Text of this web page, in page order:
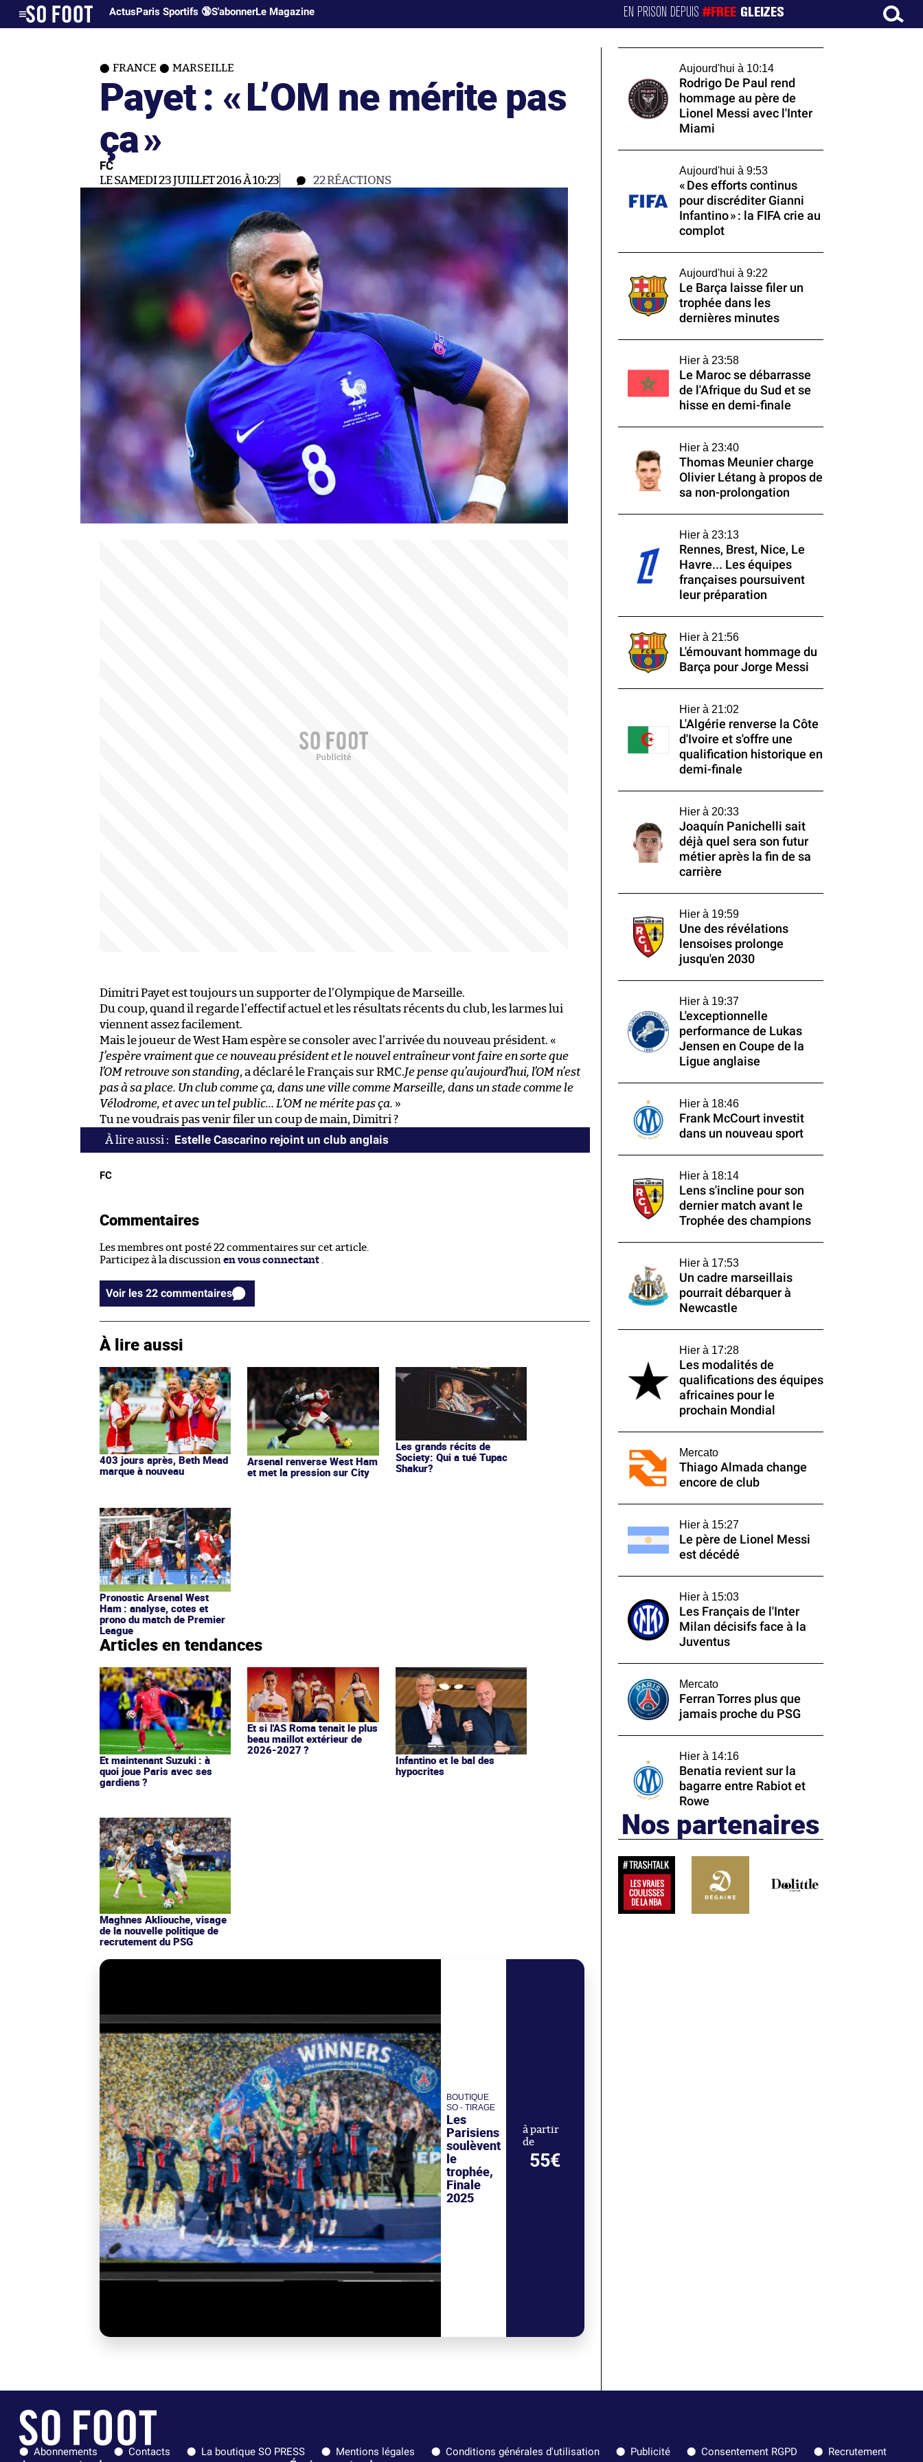
ActusParis Sportifs 🔞S'abonnerLe Magazine EN PRISON DEPUIS#FREE GLEIZES
FRANCE MARSEILLE
Payet : «L’OM ne mérite pas
ça»
FC
LE SAMEDI 23 JUILLET 2016 À 10:23 22RÉACTIONS
Dimitri Payet est toujours un supporter de l’Olympique de Marseille.
Du coup, quand il regarde l’effectif actuel et les résultats récents du club, les larmes lui
viennent assez facilement.
Mais le joueur de West Ham espère se consoler avec l’arrivée du nouveau président. «
J’espère vraiment que ce nouveau président et le nouvel entraîneur vont faire en sorte que
l’OM retrouve son standing, a déclaré le Français sur RMC.Je pense qu’aujourd’hui, l’OM n’est
pas à sa place. Un club comme ça, dans une ville comme Marseille, dans un stade comme le
Vélodrome, et avec un tel public… L’OM ne mérite pas ça. »
Tu ne voudrais pas venir filer un coup de main, Dimitri ?
Estelle Cascarino rejoint un club anglais
FC
Commentaires
Les membres ont posté 22 commentaires sur cet article.
Participez à la discussion en vous connectant .
Voir les 22 commentaires
À lire aussi
403 jours après, Beth Mead
marque à nouveau
Arsenal renverse West Ham
et met la pression sur City
Les grands récits de
Society: Qui a tué Tupac
Shakur?
Pronostic Arsenal West
Ham : analyse, cotes et
prono du match de Premier
League
Articles en tendances
Et maintenant Suzuki : à
quoi joue Paris avec ses
gardiens ?
Et si l'AS Roma tenait le plus
beau maillot extérieur de
2026-2027 ?
Infantino et le bal des
hypocrites
Maghnes Akliouche, visage
de la nouvelle politique de
recrutement du PSG
BOUTIQUE
SO - TIRAGE
Les
Parisiens
soulèvent
le
trophée,
Finale
2025
à partir
de
55€
Aujourd'hui à 10:14
Rodrigo De Paul rend
hommage au père de
Lionel Messi avec l'Inter
Miami
Aujourd'hui à 9:53
« Des efforts continus
pour discréditer Gianni
Infantino » : la FIFA crie au
complot
Aujourd'hui à 9:22
Le Barça laisse filer un
trophée dans les
dernières minutes
Hier à 23:58
Le Maroc se débarrasse
de l'Afrique du Sud et se
hisse en demi-finale
Hier à 23:40
Thomas Meunier charge
Olivier Létang à propos de
sa non-prolongation
Hier à 23:13
Rennes, Brest, Nice, Le
Havre... Les équipes
françaises poursuivent
leur préparation
Hier à 21:56
L'émouvant hommage du
Barça pour Jorge Messi
Hier à 21:02
L'Algérie renverse la Côte
d'Ivoire et s'offre une
qualification historique en
demi-finale
Hier à 20:33
Joaquín Panichelli sait
déjà quel sera son futur
métier après la fin de sa
carrière
Hier à 19:59
Une des révélations
lensoises prolonge
jusqu'en 2030
Hier à 19:37
L'exceptionnelle
performance de Lukas
Jensen en Coupe de la
Ligue anglaise
Hier à 18:46
Frank McCourt investit
dans un nouveau sport
Hier à 18:14
Lens s'incline pour son
dernier match avant le
Trophée des champions
Hier à 17:53
Un cadre marseillais
pourrait débarquer à
Newcastle
Hier à 17:28
Les modalités de
qualifications des équipes
africaines pour le
prochain Mondial
Mercato
Thiago Almada change
encore de club
Hier à 15:27
Le père de Lionel Messi
est décédé
Hier à 15:03
Les Français de l'Inter
Milan décisifs face à la
Juventus
Mercato
Ferran Torres plus que
jamais proche du PSG
Hier à 14:16
Benatia revient sur la
bagarre entre Rabiot et
Rowe
Nos partenaires
Abonnements Contacts La boutique SO PRESS Mentions légales Conditions générales d'utilisation Publicité Consentement RGPD Recrutement